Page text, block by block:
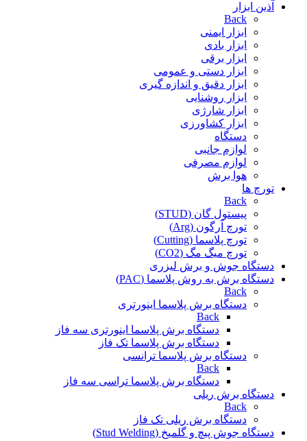
آذین ابزار
Back
ابزار ایمنی
ابزار بادی
ابزار برقی
ابزار دستی و عمومی
ابزار دقیق و اندازه گیری
ابزار روشنایی
ابزار شارژی
ابزار کشاورزی
دستگاه
لوازم جانبی
لوازم مصرفی
هوا برش
تورچ ها
Back
پیستول گان (STUD)
تورچ آرگون (Arg)
تورچ پلاسما (Cutting)
تورچ میگ مگ (CO2)
دستگاه جوش و برش لیزری
دستگاه برش به روش پلاسما (PAC)
Back
دستگاه برش پلاسما اینورتری
Back
دستگاه برش پلاسما اینورتری سه فاز
دستگاه برش پلاسما تک فاز
دستگاه برش پلاسما ترانسی
Back
دستگاه برش پلاسما تراسی سه فاز
دستگاه برش ریلی
Back
دستگاه برش ریلی تک فاز
دستگاه جوش پیچ و گلمیخ (Stud Welding)